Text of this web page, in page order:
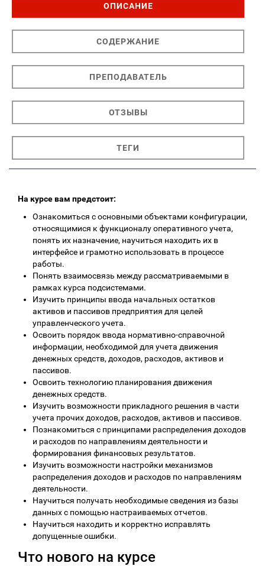
ОПИСАНИЕ
СОДЕРЖАНИЕ
ПРЕПОДАВАТЕЛЬ
ОТЗЫВЫ
ТЕГИ
На курсе вам предстоит:
Ознакомиться с основными объектами конфигурации,
относящимися к функционалу оперативного учета,
понять их назначение, научиться находить их в
интерфейсе и грамотно использовать в процессе
работы.
Понять взаимосвязь между рассматриваемыми в
рамках курса подсистемами.
Изучить принципы ввода начальных остатков
активов и пассивов предприятия для целей
управленческого учета.
Освоить порядок ввода нормативно-справочной
информации, необходимой для учета движения
денежных средств, доходов, расходов, активов и
пассивов.
Освоить технологию планирования движения
денежных средств.
Изучить возможности прикладного решения в части
учета прочих доходов, расходов, активов и пассивов.
Познакомиться с принципами распределения доходов
и расходов по направлениям деятельности и
формирования финансовых результатов.
Изучить возможности настройки механизмов
распределения доходов и расходов по направлениям
деятельности.
Научиться получать необходимые сведения из базы
данных с помощью настраиваемых отчетов.
Научиться находить и корректно исправлять
допущенные ошибки.
Что нового на курсе